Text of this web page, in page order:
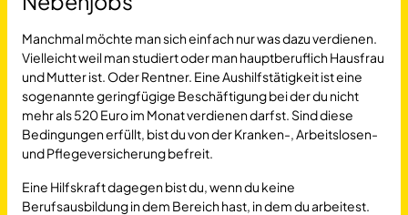
Manchmal möchte man sich einfach nur was dazu verdienen.
Vielleicht weil man studiert oder man hauptberuflich Hausfrau
und Mutter ist. Oder Rentner. Eine Aushilfstätigkeit ist eine
sogenannte geringfügige Beschäftigung bei der du nicht
mehr als 520 Euro im Monat verdienen darfst. Sind diese
Bedingungen erfüllt, bist du von der Kranken-, Arbeitslosen-
und Pflegeversicherung befreit.
Eine Hilfskraft dagegen bist du, wenn du keine
Berufsausbildung in dem Bereich hast, in dem du arbeitest.